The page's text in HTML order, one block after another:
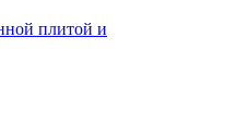
плитой и